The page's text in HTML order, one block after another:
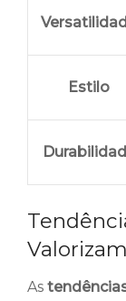
Estilo
As